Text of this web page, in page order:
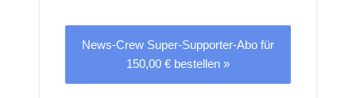
News-Crew Super-Supporter-Abo für
150,00 € bestellen »